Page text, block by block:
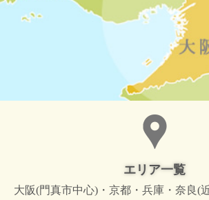
エリア一覧
大阪(門真市中心)・京都・兵庫・奈良(